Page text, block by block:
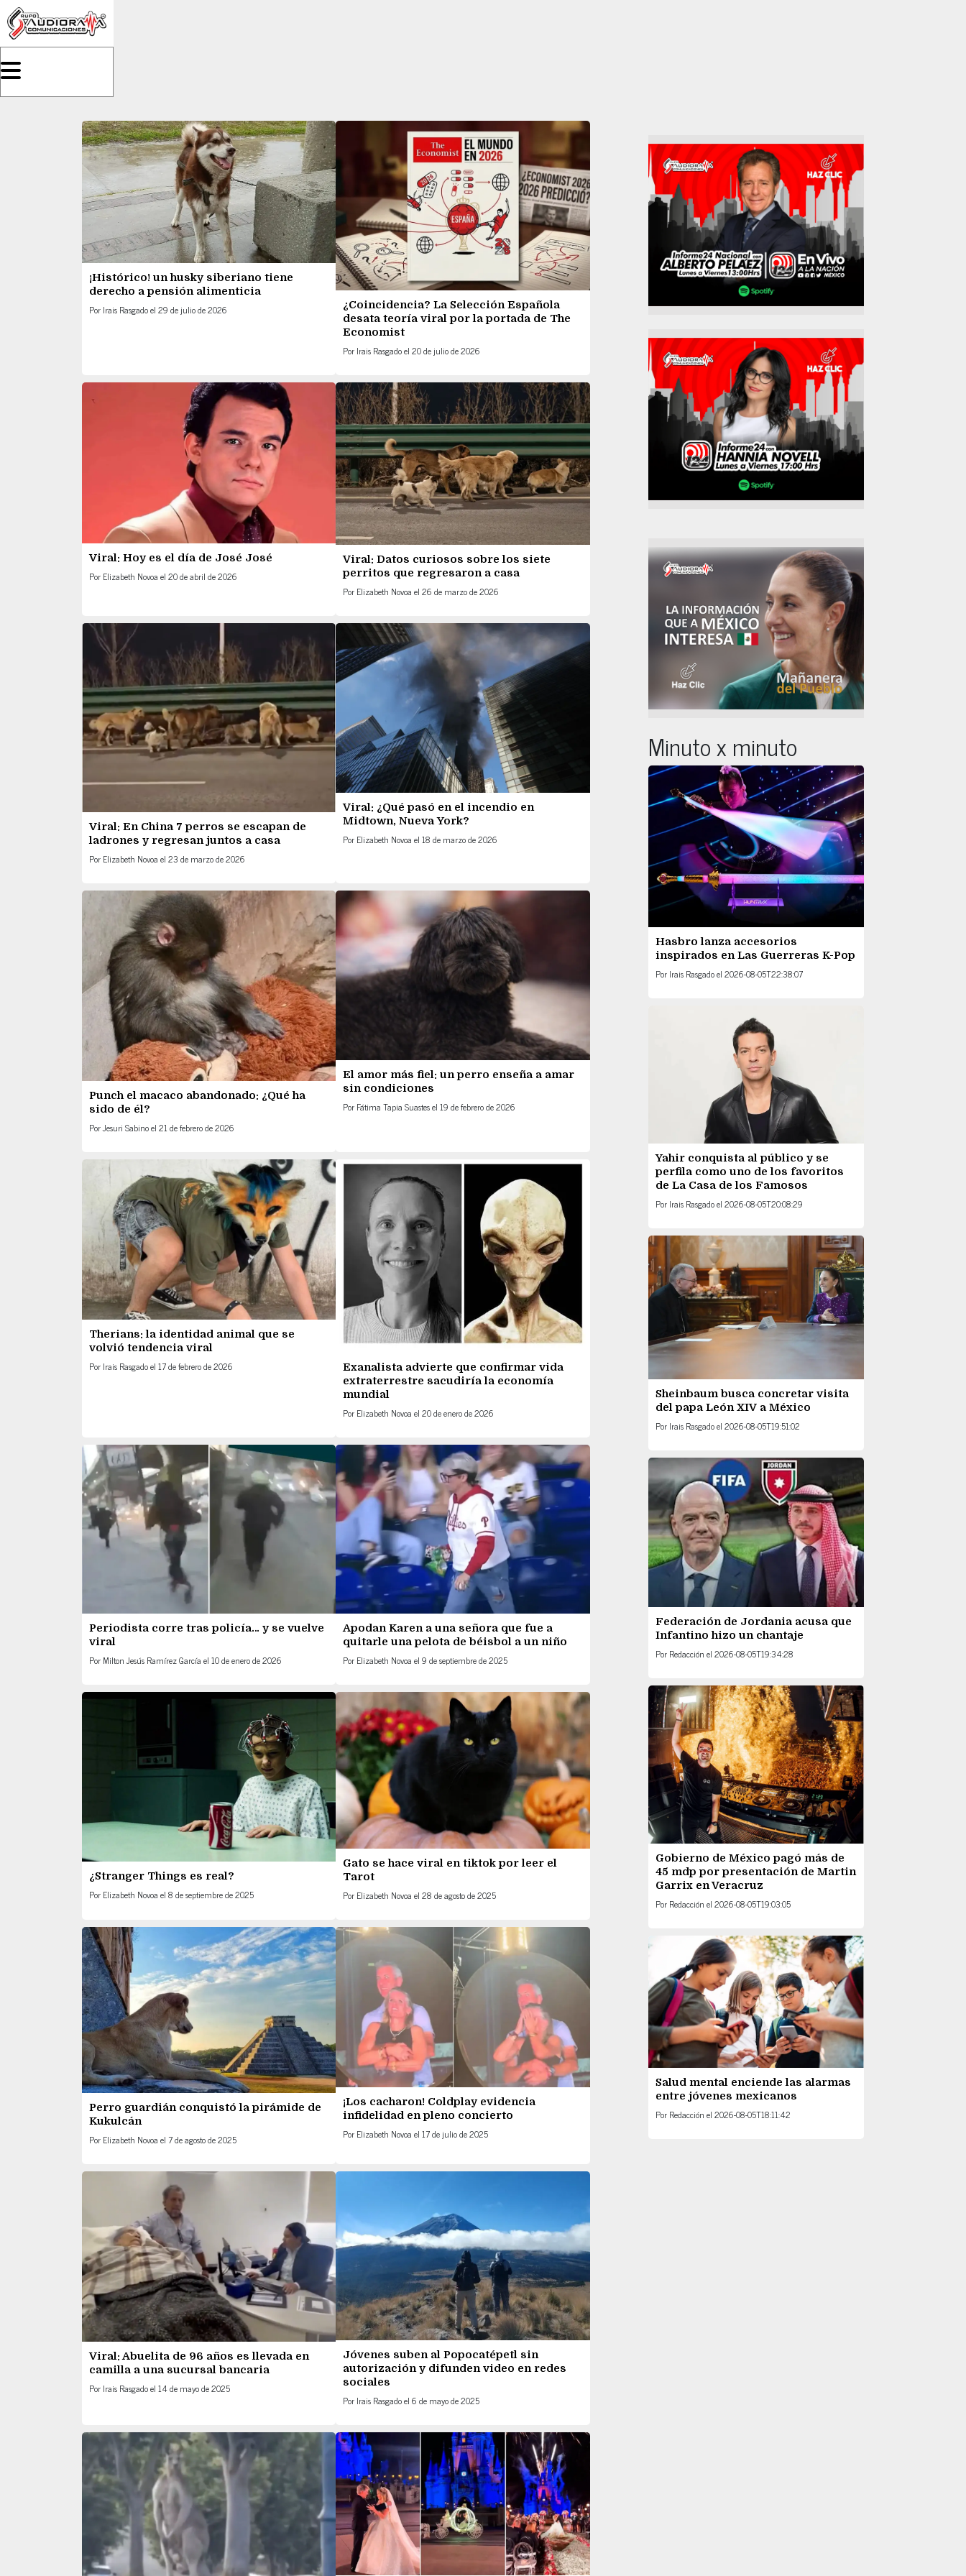
¡Histórico! un husky siberiano tiene
derecho a pensión alimenticia
Por Irais Rasgadoel 29 de julio de 2026
¿Coincidencia? La Selección Española
desata teoría viral por la portada de The
Economist
Por Irais Rasgadoel20 de julio de 2026
Viral: Hoy es el día de José José
Por Elizabeth Novoa el 20 de abril de 2026
Viral: Datos curiosos sobre los siete
perritos que regresaron a casa
Por Elizabeth Novoa el26 de marzo de 2026
Viral: En China 7 perros se escapan de
ladrones y regresan juntos a casa
Por Elizabeth Novoa el 23 de marzo de 2026
Viral: ¿Qué pasó en el incendio en
Midtown, Nueva York?
Por Elizabeth Novoa el18 de marzo de 2026
Punch el macaco abandonado: ¿Qué ha
sido de él?
PorJesuri Sabinoel 21 de febrero de 2026
El amor más fiel: un perro enseña a amar
sin condiciones
Por Fátima Tapia Suastesel19 de febrero de 2026
Therians: la identidad animal que se
volvió tendencia viral
Por Irais Rasgadoel 17 de febrero de 2026
Exanalista advierte que confirmar vida
extraterrestre sacudiría la economía
mundial
Por Elizabeth Novoa el20 de enero de 2026
Periodista corre tras policía… y se vuelve
viral
Por Milton Jesús Ramírez García el 10 de enero de 2026
Apodan Karen a una señora que fue a
quitarle una pelota de béisbol a un niño
Por Elizabeth Novoa el9 de septiembre de 2025
¿Stranger Things es real?
Por Elizabeth Novoa el 8 de septiembre de 2025
Gato se hace viral en tiktok por leer el
Tarot
Por Elizabeth Novoa el28 de agosto de 2025
Perro guardián conquistó la pirámide de
Kukulcán
Por Elizabeth Novoa el 7 de agosto de 2025
¡Los cacharon! Coldplay evidencia
infidelidad en pleno concierto
Por Elizabeth Novoa el17 de julio de 2025
Viral: Abuelita de 96 años es llevada en
camilla a una sucursal bancaria
Por Irais Rasgadoel 14 de mayo de 2025
Jóvenes suben al Popocatépetl sin
autorización y difunden video en redes
sociales
Por Irais Rasgadoel6 de mayo de 2025
Minuto x minuto
Hasbro lanza accesorios
inspirados en Las Guerreras K-Pop
Por Irais Rasgadoel 2026-08-05T22:38:07
Yahir conquista al público y se
perfila como uno de los favoritos
de La Casa de los Famosos
Por Irais Rasgadoel 2026-08-05T20:08:29
Sheinbaum busca concretar visita
del papa León XIV a México
Por Irais Rasgadoel 2026-08-05T19:51:02
Federación de Jordania acusa que
Infantino hizo un chantaje
Por Redacción el 2026-08-05T19:34:28
Gobierno de México pagó más de
45 mdp por presentación de Martin
Garrix en Veracruz
Por Redacción el 2026-08-05T19:03:05
Salud mental enciende las alarmas
entre jóvenes mexicanos
Por Redacción el 2026-08-05T18:11:42